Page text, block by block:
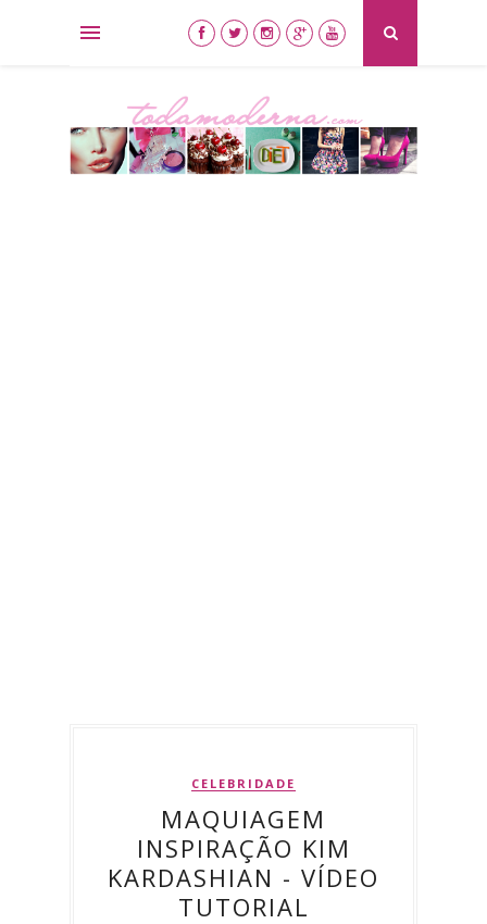
CELEBRIDADE
MAQUIAGEM
INSPIRAÇÃO KIM
KARDASHIAN - VÍDEO
TUTORIAL